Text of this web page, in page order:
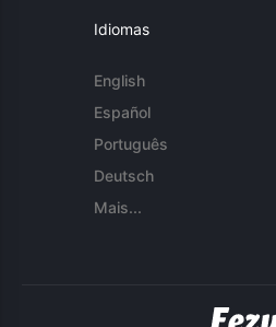
Idiomas
English
Español
Português
Deutsch
Mais...